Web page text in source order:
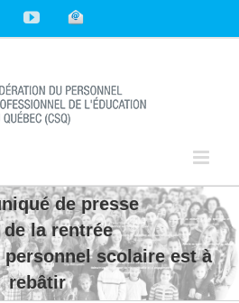
FacebookYouTubeCourriel
de presse
de la rentrée
scolaire est à
rebâtir